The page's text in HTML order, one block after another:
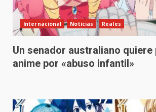
Internacional Noticias Reales
Un senador australiano quiere
anime por «abuso infantil»